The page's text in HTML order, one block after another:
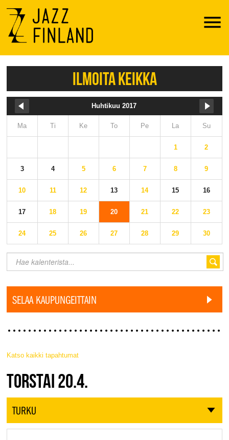
Menu
ILMOITA KEIKKA
Huhtikuu 2017
Ma Ti Ke To Pe La Su
1 2
3 4 5 6 7 8 9
10 11 12 13 14 15 16
17 18 19 20 21 22 23
24 25 26 27 28 29 30
SELAA KAUPUNGEITTAIN
Katso kaikki tapahtumat
JAZZ FINLAND LIVE
TORSTAI 20.4.
TURKU